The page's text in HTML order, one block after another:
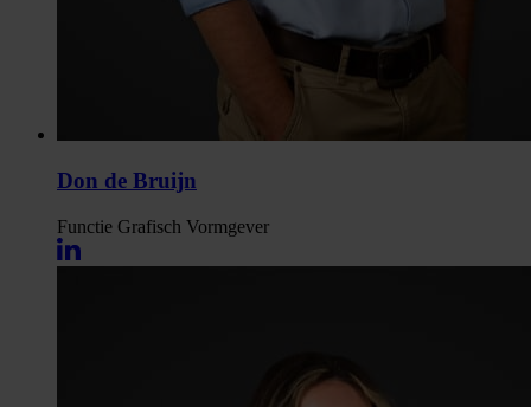
Don de Bruijn
Functie Grafisch Vormgever